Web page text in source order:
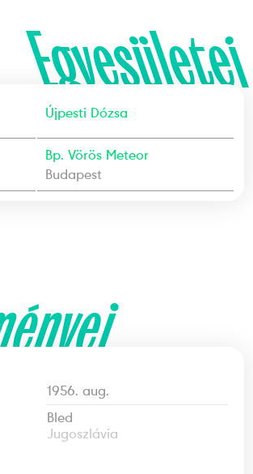
Egyesületei
Újpesti Dózsa
Bp. Vörös Meteor
Budapest
1956. aug.
Bled
Jugoszlávia